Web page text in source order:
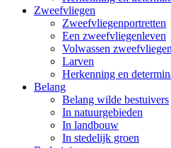
Zweefvliegen
Zweefvliegenportretten
Een zweefvliegenleven
Volwassen zweefvliegen
Larven
Herkenning en
Belang
Belang wilde bestuivers
In natuurgebieden
In landbouw
In stedelijk groen